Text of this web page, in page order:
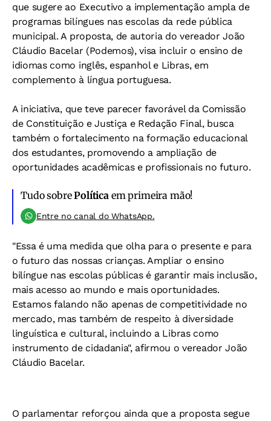
que sugere ao Executivo a implementação ampla de
programas bilíngues nas escolas da rede pública
municipal. A proposta, de autoria do vereador João
Cláudio Bacelar (Podemos), visa incluir o ensino de
idiomas como inglês, espanhol e Libras, em
complemento à língua portuguesa.
A iniciativa, que teve parecer favorável da Comissão
de Constituição e Justiça e Redação Final, busca
também o fortalecimento na formação educacional
dos estudantes, promovendo a ampliação de
oportunidades acadêmicas e profissionais no futuro.
Tudo sobrePolítica em primeira mão!
Entre no canal do WhatsApp.
"Essa é uma medida que olha para o presente e para
o futuro das nossas crianças. Ampliar o ensino
bilíngue nas escolas públicas é garantir mais inclusão,
mais acesso ao mundo e mais oportunidades.
Estamos falando não apenas de competitividade no
mercado, mas também de respeito à diversidade
linguística e cultural, incluindo a Libras como
instrumento de cidadania", afirmou o vereador João
Cláudio Bacelar.
O parlamentar reforçou ainda que a proposta segue